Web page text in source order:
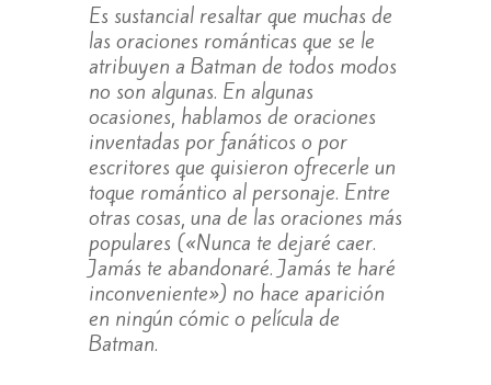
Es sustancial resaltar que muchas de
las oraciones románticas que se le
atribuyen a Batman de todos modos
no son algunas. En algunas
ocasiones, hablamos de oraciones
inventadas por fanáticos o por
escritores que quisieron ofrecerle un
toque romántico al personaje. Entre
otras cosas, una de las oraciones más
populares («Nunca te dejaré caer.
Jamás te abandonaré. Jamás te haré
inconveniente») no hace aparición
en ningún cómic o película de
Batman.